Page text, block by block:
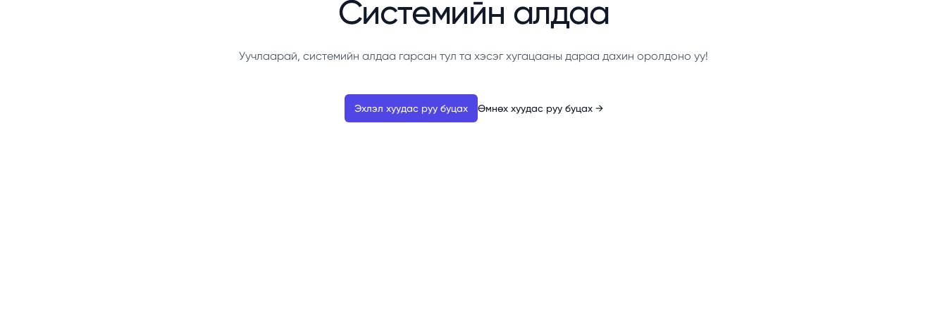
Системийн алдаа
Уучлаарай, системийн алдаа гарсан тул та хэсэг хугацааны дараа дахин оролдоно уу!
Эхлэл хуудас руу буцах Өмнөх хуудас руу буцах →